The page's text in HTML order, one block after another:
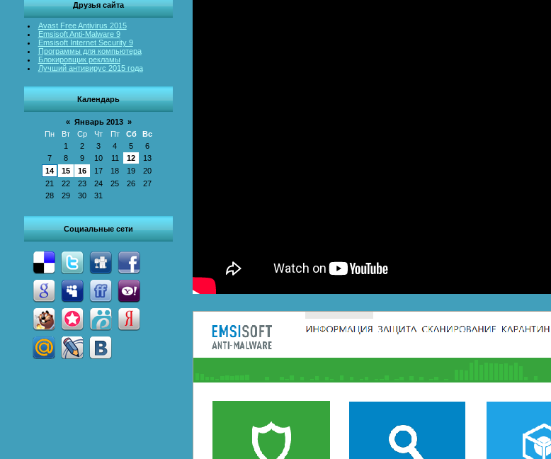
Друзья сайта
Avast Free Antivirus 2015
Emsisoft Anti-Malware 9
Emsisoft Internet Security 9
Программы для компьютера
Блокировщик рекламы
Лучший антивирус 2015 года
Календарь
« Январь 2013 »
Пн
Вт Ср Чт Пт Сб
Вс
1
2 3 4 5
6
7
8 9 10 11 12
13
14
15 16 17 18 19
20
21
22 23 24 25 26
27
28
29 30 31
Социальные сети